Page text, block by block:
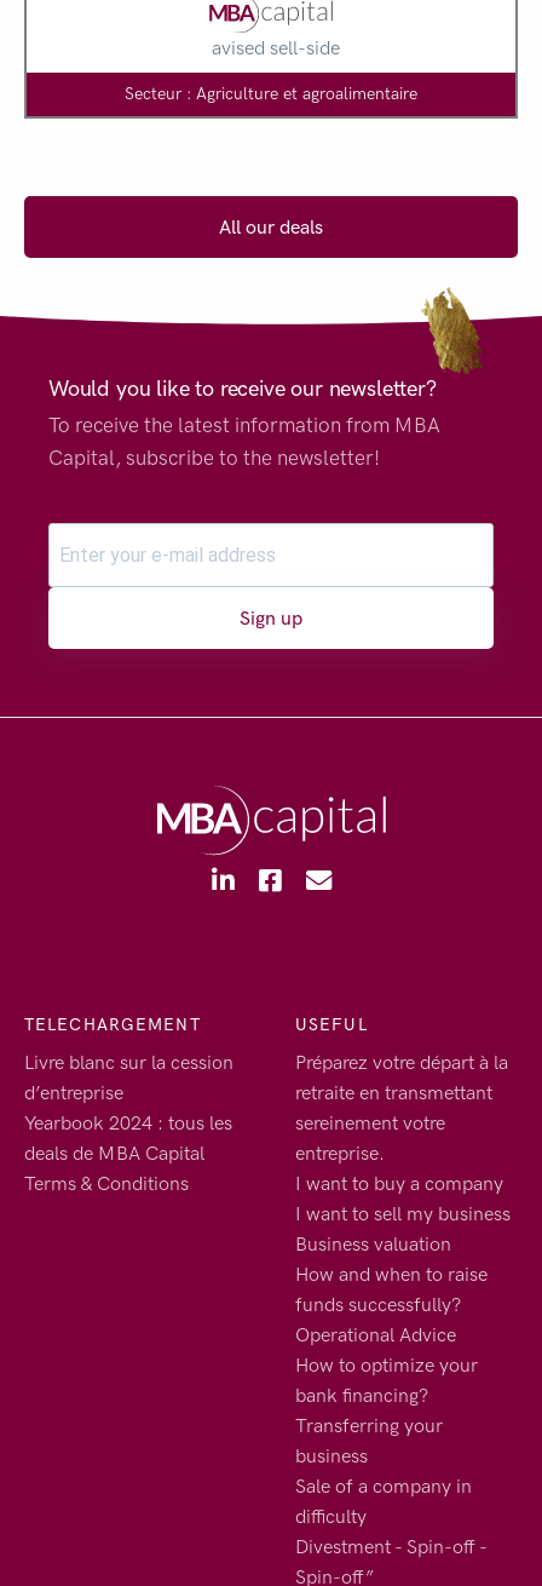
avised sell-side
Secteur : Agriculture et agroalimentaire
All our deals
Would you like to receive our newsletter?
To receive the latest information from MBA
Capital, subscribe to the newsletter!
Sign up
TELECHARGEMENT
Livre blanc sur la cession
d’entreprise
Yearbook 2024 : tous les
deals de MBA Capital
Terms & Conditions
USEFUL
Préparez votre départ à la
retraite en transmettant
sereinement votre
entreprise.
I want to buy a company
I want to sell my business
Business valuation
How and when to raise
funds successfully?
Operational Advice
How to optimize your
bank financing?
Transferring your
business
Sale of a company in
difficulty
Divestment - Spin-off -
Spin-off”